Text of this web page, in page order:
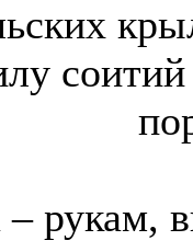
соитий
рукам,